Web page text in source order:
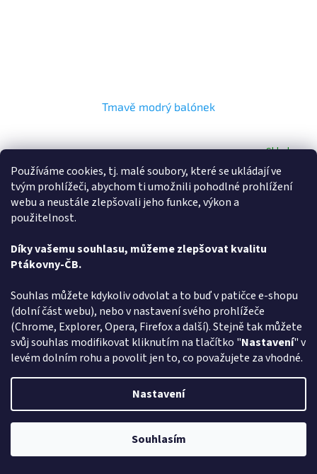
Používáme cookies, tj. malé soubory, které se ukládají ve
tvým prohlížeči, abychom ti umožnili pohodlné prohlížení
webu a neustále zlepšovali jeho funkce, výkon a
použitelnost.
Díky vašemu souhlasu, můžeme zlepšovat kvalitu
Ptákovny-ČB.
Souhlas můžete kdykoliv odvolat a to buď v patičce e-shopu
(dolní část webu), nebo v nastavení svého prohlížeče
(Chrome, Explorer, Opera, Firefox a další). Stejně tak můžete
svůj souhlas modifikovat kliknutím na tlačítko "Nastavení" v
levém dolním rohu a povolit jen to, co považujete za vhodné.
Nastavení
Souhlasím
Tmavě modrý balónek
Skladem
3 Kč Do košíku
Milujete ptákoviny a hledáte - Tmavě modrý balónek - vyberte si v
republice. Tmavě modrý balónek.